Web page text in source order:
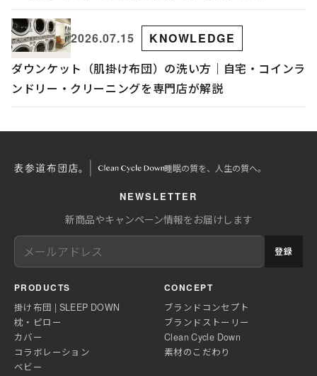
2026.07.15 KNOWLEDGE
ダウンケット（肌掛け布団）の洗い方｜自宅・コインラ
ンドリー・クリーニングを専門店が解説
睡眠の質を、人生の質へ。
NEWSLETTER
新商品やキャンペーン情報をお届けします
登録
PRODUCTS
掛け布団 | SLEEP DOWN
枕・ピロー
カバー
コラボレーション
ベビー
CONCEPT
ブランドコンセプト
ブランドストーリー
Clean Cycle Down
素材のこだわり